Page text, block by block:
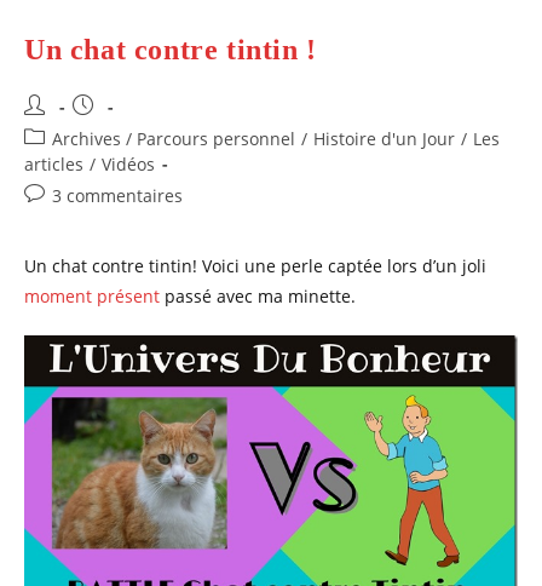
Un chat contre tintin !
Auteur/autrice
de
la
publication :
Publication
publiée :
Post
category:
Archives / Parcours personnel / Histoire d'un Jour / Les
articles / Vidéos
Commentaires
publication :
3 commentaires
Un chat contre tintin! Voici une perle captée lors d’un joli
moment présent passé avec ma minette.